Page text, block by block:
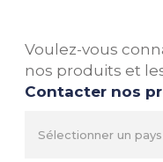
Voulez-vous
nos produits et
Contacter nos